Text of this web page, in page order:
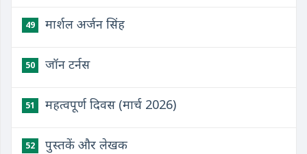
49 मार्शल अर्जन सिंह
50 जॉन टर्नस
51 महत्वपूर्ण दिवस (मार्च 2026)
52 पुस्तकें और लेखक